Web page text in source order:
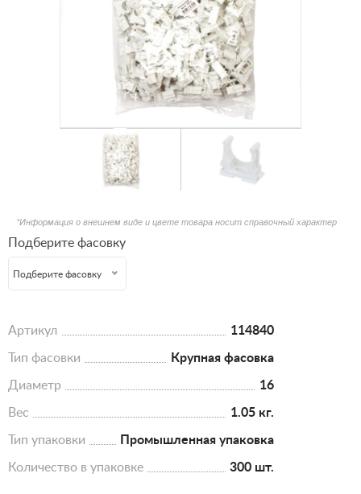
*Информация о внешнем виде и цвете товара носит справочный характер
Подберите фасовку
Подберите фасовку
Артикул 114840
Тип фасовки Крупная фасовка
Диаметр 16
Вес 1.05 кг.
Тип упаковки Промышленная упаковка
Количество в упаковке 300 шт.